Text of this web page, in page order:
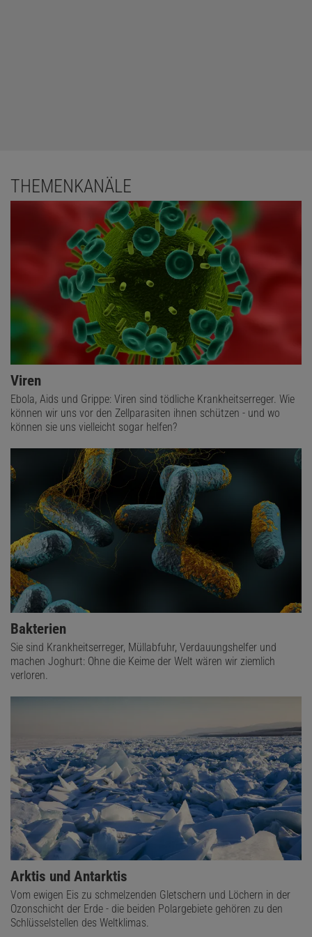
THEMENKANÄLE
Viren
Ebola, Aids und Grippe: Viren sind tödliche Krankheitserreger. Wie
können wir uns vor den Zellparasiten ihnen schützen - und wo
können sie uns vielleicht sogar helfen?
Bakterien
Sie sind Krankheitserreger, Müllabfuhr, Verdauungshelfer und
machen Joghurt: Ohne die Keime der Welt wären wir ziemlich
verloren.
Arktis und Antarktis
Vom ewigen Eis zu schmelzenden Gletschern und Löchern in der
Ozonschicht der Erde - die beiden Polargebiete gehören zu den
Schlüsselstellen des Weltklimas.